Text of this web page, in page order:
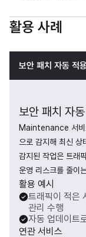
활용 사례
보안 패치 자동 적
보안 패치 자
Maintenance 서비
으로 감지해 최신 상
감지된 작업은 트래
운영 리스크를 줄이
활용 예시
트래픽이 적은
관리 수행
자동 업데이트
연관 서비스